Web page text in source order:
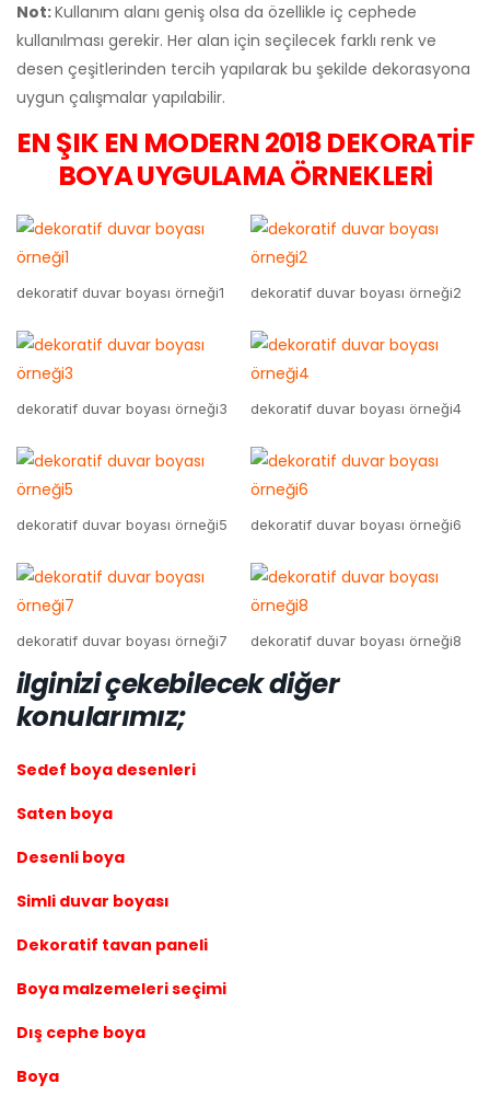
Not:Kullanım alanı geniş olsa da özellikle iç cephede
kullanılması gerekir. Her alan için seçilecek farklı renk ve
desen çeşitlerinden tercih yapılarak bu şekilde dekorasyona
uygun çalışmalar yapılabilir.
EN ŞIK EN MODERN 2018 DEKORATİF
BOYA UYGULAMA ÖRNEKLERİ
dekoratif duvar boyası örneği1 dekoratif duvar boyası örneği2
dekoratif duvar boyası örneği3 dekoratif duvar boyası örneği4
dekoratif duvar boyası örneği5 dekoratif duvar boyası örneği6
dekoratif duvar boyası örneği7 dekoratif duvar boyası örneği8
ilginizi çekebilecek diğer
konularımız;
Sedef boya desenleri
Saten boya
Desenli boya
Simli duvar boyası
Dekoratif tavan paneli
Boya malzemeleri seçimi
Dış cephe boya
Boya